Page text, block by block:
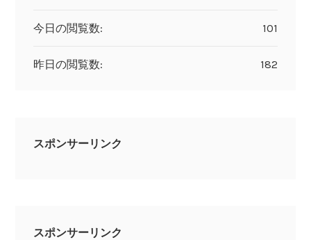
101
今日の閲覧数:
182
昨日の閲覧数:
スポンサーリンク
スポンサーリンク